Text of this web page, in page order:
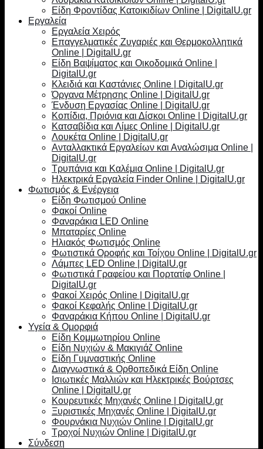
Είδη Φροντίδας Κατοικιδίων Online | DigitalU.gr
Εργαλεία
Εργαλεία Χειρός
Επαγγελματικές Ζυγαριές και Θερμοκολλητικά
Online | DigitalU.gr
Είδη Βαψίματος και Οικοδομικά Online |
DigitalU.gr
Κλειδιά και Καστάνιες Online | DigitalU.gr
Όργανα Μέτρησης Online | DigitalU.gr
Ένδυση Εργασίας Online | DigitalU.gr
Κοπίδια, Πριόνια και Δίσκοι Online | DigitalU.gr
Κατσαβίδια και Λίμες Online | DigitalU.gr
Λουκέτα Online | DigitalU.gr
Ανταλλακτικά Εργαλείων και Αναλώσιμα Online |
DigitalU.gr
Τρυπάνια και Καλέμια Online | DigitalU.gr
Ηλεκτρικά Εργαλεία Finder Online | DigitalU.gr
Φωτισμός & Ενέργεια
Είδη Φωτισμού Online
Φακοί Online
Φαναράκια LED Online
Μπαταρίες Online
Ηλιακός Φωτισμός Online
Φωτιστικά Οροφής και Τοίχου Online | DigitalU.gr
Λάμπες LED Online | DigitalU.gr
Φωτιστικά Γραφείου και Πορτατίφ Online |
DigitalU.gr
Φακοί Χειρός Online | DigitalU.gr
Φακοί Κεφαλής Online | DigitalU.gr
Φαναράκια Κήπου Online | DigitalU.gr
Υγεία & Ομορφιά
Είδη Κομμωτηρίου Online
Είδη Νυχιών & Μακιγιάζ Online
Είδη Γυμναστικής Online
Διαγνωστικά & Ορθοπεδικά Είδη Online
Ισιωτικές Μαλλιών και Ηλεκτρικές Βούρτσες
Online | DigitalU.gr
Κουρευτικές Μηχανές Online | DigitalU.gr
Ξυριστικές Μηχανές Online | DigitalU.gr
Φουρνάκια Νυχιών Online | DigitalU.gr
Τροχοί Νυχιών Online | DigitalU.gr
Σύνδεση